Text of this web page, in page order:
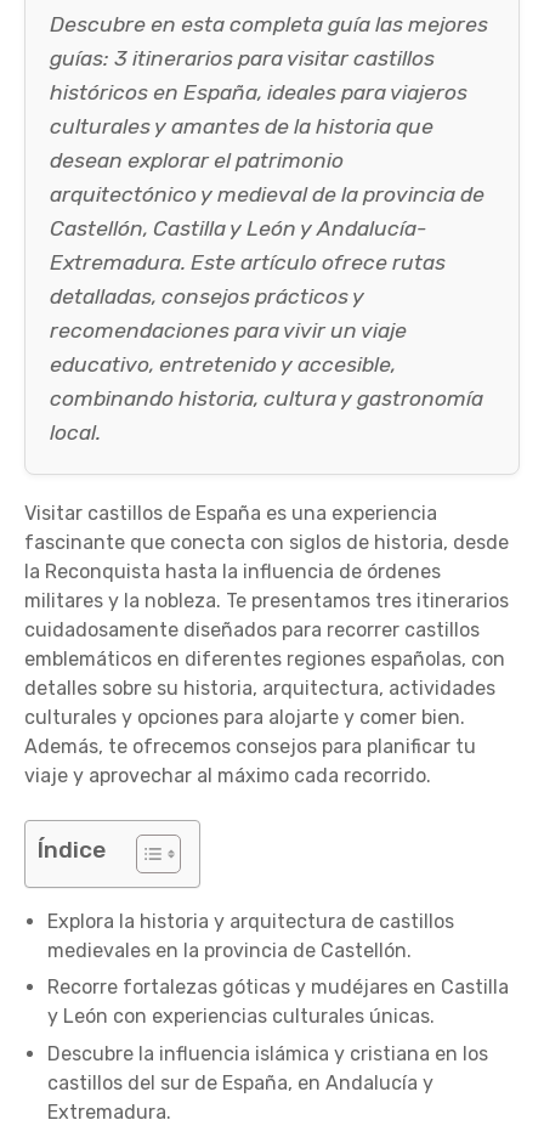
Descubre en esta completa guía las mejores
guías: 3 itinerarios para visitar castillos
históricos en España, ideales para viajeros
culturales y amantes de la historia que
desean explorar el patrimonio
arquitectónico y medieval de la provincia de
Castellón, Castilla y León y Andalucía-
Extremadura. Este artículo ofrece rutas
detalladas, consejos prácticos y
recomendaciones para vivir un viaje
educativo, entretenido y accesible,
combinando historia, cultura y gastronomía
local.
Visitar castillos de España es una experiencia
fascinante que conecta con siglos de historia, desde
la Reconquista hasta la influencia de órdenes
militares y la nobleza. Te presentamos tres itinerarios
cuidadosamente diseñados para recorrer castillos
emblemáticos en diferentes regiones españolas, con
detalles sobre su historia, arquitectura, actividades
culturales y opciones para alojarte y comer bien.
Además, te ofrecemos consejos para planificar tu
viaje y aprovechar al máximo cada recorrido.
Índice
Explora la historia y arquitectura de castillos
medievales en la provincia de Castellón.
Recorre fortalezas góticas y mudéjares en Castilla
y León con experiencias culturales únicas.
Descubre la influencia islámica y cristiana en los
castillos del sur de España, en Andalucía y
Extremadura.